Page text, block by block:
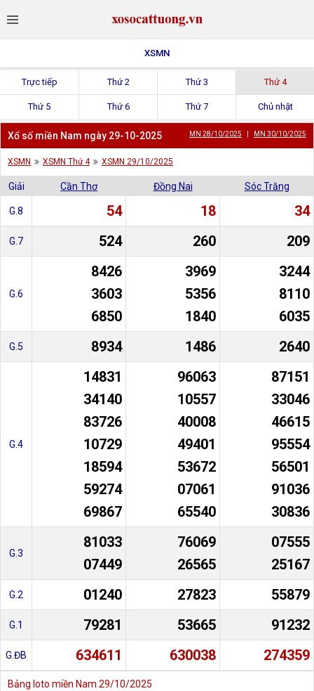
XSMN
Trực tiếp Thứ 2 Thứ 3 Thứ 4
Thứ 5 Thứ 6 Thứ 7 Chủ nhật
Xổ số miền Nam ngày 29-10-2025 MN 28/10/2025 MN 30/10/2025
XSMN XSMN Thứ 4 XSMN 29/10/2025
Giải Cần Thơ Đồng Nai Sóc Trăng
G.8 54 18 34
G.7 524 260 209
G.6
8426
3603
6850
3969
5356
1840
3244
8110
6035
G.5 8934 1486 2640
G.4
14831
34140
83726
10729
18594
59274
69867
96063
10557
40008
49401
53672
07061
65540
87151
33046
46615
95554
56501
91036
30836
G.3
81033
07449
76069
26565
07555
25167
G.2 01240 27823 55879
G.1 79281 53665 91232
G.ĐB 634611 630038 274359
Bảng loto miền Nam 29/10/2025